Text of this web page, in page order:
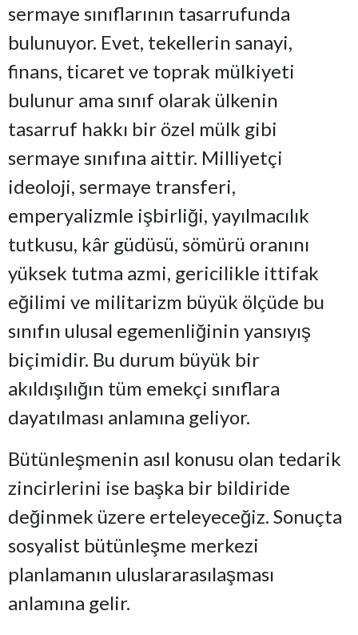
sermaye sınıflarının tasarrufunda
bulunuyor. Evet, tekellerin sanayi,
finans, ticaret ve toprak mülkiyeti
bulunur ama sınıf olarak ülkenin
tasarruf hakkı bir özel mülk gibi
sermaye sınıfına aittir. Milliyetçi
ideoloji, sermaye transferi,
emperyalizmle işbirliği, yayılmacılık
tutkusu, kâr güdüsü, sömürü oranını
yüksek tutma azmi, gericilikle ittifak
eğilimi ve militarizm büyük ölçüde bu
sınıfın ulusal egemenliğinin yansıyış
biçimidir. Bu durum büyük bir
akıldışılığın tüm emekçi sınıflara
dayatılması anlamına geliyor.
Bütünleşmenin asıl konusu olan tedarik
zincirlerini ise başka bir bildiride
değinmek üzere erteleyeceğiz. Sonuçta
sosyalist bütünleşme merkezi
planlamanın uluslararasılaşması
anlamına gelir.